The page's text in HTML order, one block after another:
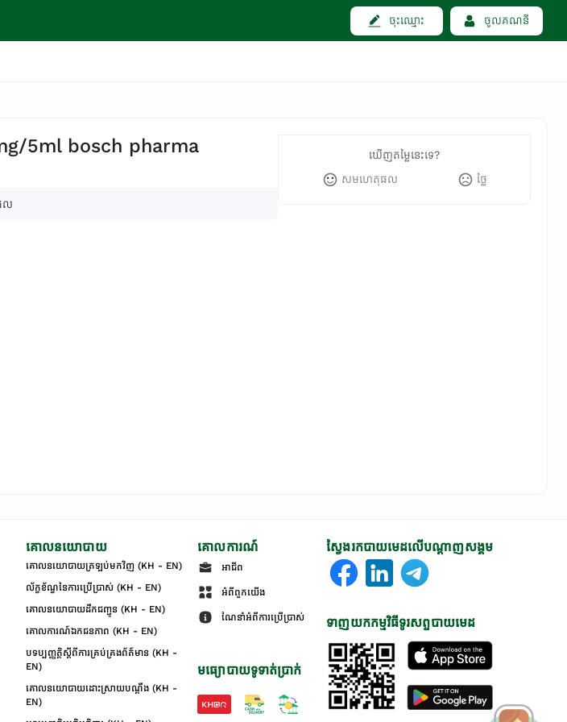
ចុះឈ្មោះ ចូលគណនី
5ml bosch pharma
ល
ឃើញតម្លៃនេះទេ?
សមហេតុផល
ថ្លៃ
គោលនយោបាយ
គោលនយោបាយត្រឡប់មកវិញ (KH - EN)
ល័ក្ខខ័ណ្ឌនៃការប្រើប្រាស់ (KH - EN)
គោលនយោបាយដឹកជញ្ជូន (KH - EN)
គោលការណ៍ឯកជនភាព (KH - EN)
បទប្បញ្ញត្តិស្តីពីការគ្រប់គ្រងព័ត៌មាន (KH -
EN)
គោលនយោបាយដោះស្រាយបណ្ដឹង (KH -
EN)
គោលការណ៍
អាជីព
អំពីពួកយើង
ណែនាំអំពីការប្រើប្រាស់
មធ្យោបាយទូទាត់ប្រាក់
ស្វែងរកបាយមេដលើបណ្តាញសង្គម
ទាញយកកម្មវិធីទូរសព្ទបាយមេដ